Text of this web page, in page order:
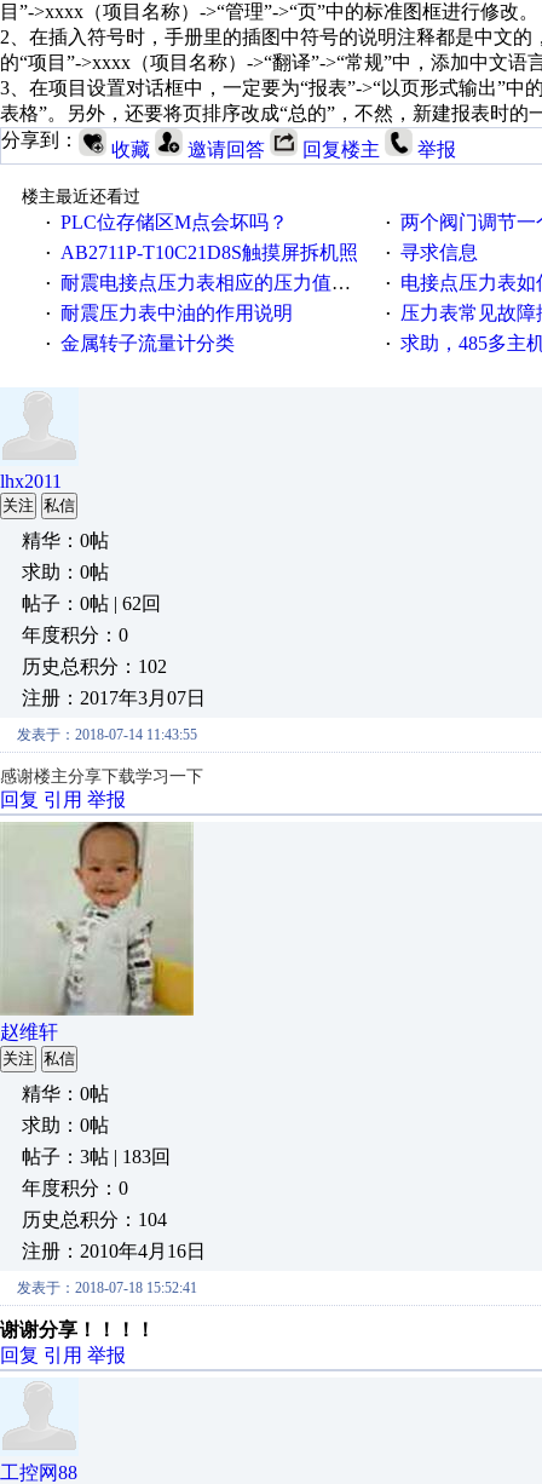
目”->xxxx（项目名称）->“管理”->“页”中的标准图框进行修改。
2、在插入符号时，手册里的插图中符号的说明注释都是中文
的“项目”->xxxx（项目名称）->“翻译”->“常规”中，添加中文语
3、在项目设置对话框中，一定要为“报表”->“以页形式输出”
表格”。另外，还要将页排序改成“总的”，不然，新建报表时的
分享到：
收藏 邀请回答 回复楼主 举报
楼主最近还看过
· PLC位存储区M点会坏吗？ · 两个阀门调节
· AB2711P-T10C21D8S触摸屏拆机照 · 寻求信息
· 耐震电接点压力表相应的压力值与使用注意事项 · 电接点压力表如
· 耐震压力表中油的作用说明 · 压力表常见故障
· 金属转子流量计分类 · 求助，485多主
lhx2011
关注 私信
精华：0帖
求助：0帖
帖子：0帖 | 62回
年度积分：0
历史总积分：102
注册：2017年3月07日
发表于：2018-07-14 11:43:55
感谢楼主分享下载学习一下
回复 引用 举报
赵维轩
关注 私信
精华：0帖
求助：0帖
帖子：3帖 | 183回
年度积分：0
历史总积分：104
注册：2010年4月16日
发表于：2018-07-18 15:52:41
谢谢分享！！！！
回复 引用 举报
工控网88